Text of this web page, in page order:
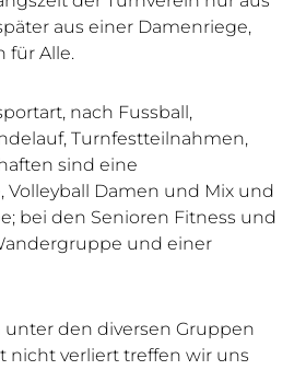
aus einer Damenriege,
für Alle.
nach Fussball,
Turnfestteilnahmen,
sind eine
Volleyball Damen und Mix und
bei den Senioren Fitness und
und einer
unter den diversen Gruppen
nicht verliert treffen wir uns